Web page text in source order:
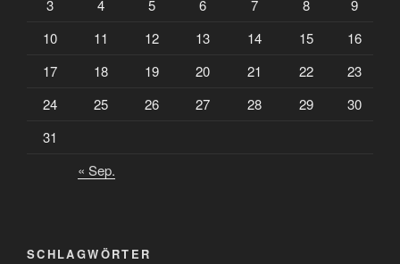
3
4 5 6 7 8
9
10
11 12 13 14 15
16
17
18 19 20 21 22
23
24
25 26 27 28 29
30
31
« Sep.
SCHLAGWÖRTER